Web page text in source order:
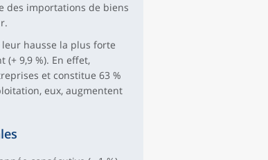
des importations de biens
hausse la plus forte
(+ 9,9 %). En effet,
et constitue 63 %
eux, augmentent